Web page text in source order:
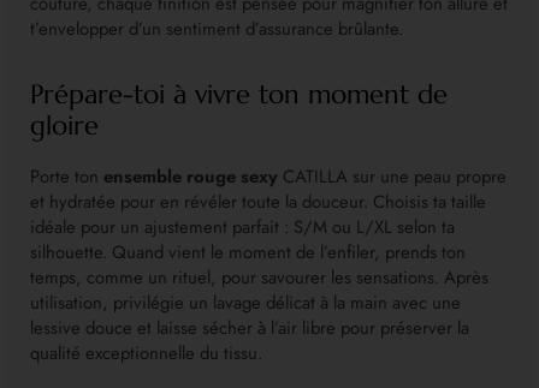
t’envelopper d’un sentiment d’assurance brûlante.
Prépare-toi à vivre ton moment de
gloire
Porte ton ensemble rouge sexy CATILLA sur une peau propre
et hydratée pour en révéler toute la douceur. Choisis ta taille
idéale pour un ajustement parfait : S/M ou L/XL selon ta
silhouette. Quand vient le moment de l’enfiler, prends ton
temps, comme un rituel, pour savourer les sensations. Après
utilisation, privilégie un lavage délicat à la main avec une
lessive douce et laisse sécher à l’air libre pour préserver la
qualité exceptionnelle du tissu.